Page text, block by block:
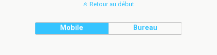
Retour au début
Mobile Bureau